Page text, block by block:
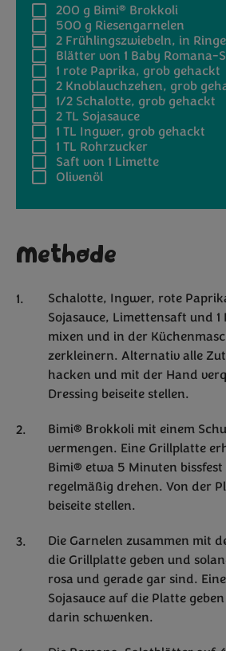
200 g Bimi® Brokkoli
500 g Riesengarnelen
2 Frühlingszwiebeln, in
Blätter von 1 Baby Romana-
1 rote Paprika, grob gehackt
2 Knoblauchzehen, grob
1/2 Schalotte, grob gehackt
2 TL Sojasauce
1 TL Ingwer, grob gehackt
1 TL Rohrzucker
Saft von 1 Limette
Olivenöl
Methode
Schalotte, Ingwer, rote
Sojasauce, Limettensaft und 1
mixen und in der
zerkleinern. Alternativ alle
hacken und mit der Hand
Dressing beiseite stellen.
Bimi® Brokkoli mit einem
vermengen. Eine Grillplatte
Bimi® etwa 5 Minuten
regelmäßig drehen. Von der
beiseite stellen.
Die Garnelen zusammen mit
die Grillplatte geben und
rosa und gerade gar sind.
Sojasauce auf die Platte
darin schwenken.